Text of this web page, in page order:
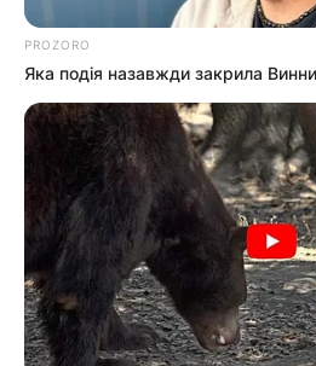
Скрін із телефону Євгена
PROZORO
Яка подія назавжди закрила